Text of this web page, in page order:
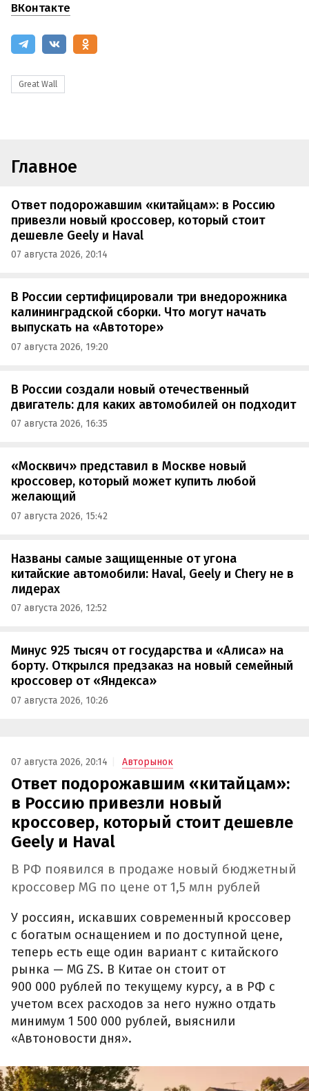
ВКонтакте
Great Wall
Главное
Ответ подорожавшим «китайцам»: в Россию
привезли новый кроссовер, который стоит
дешевле Geely и Haval
07 августа 2026, 20:14
В России сертифицировали три внедорожника
калининградской сборки. Что могут начать
выпускать на «Автоторе»
07 августа 2026, 19:20
В России создали новый отечественный
двигатель: для каких автомобилей он подходит
07 августа 2026, 16:35
«Москвич» представил в Москве новый
кроссовер, который может купить любой
желающий
07 августа 2026, 15:42
Названы самые защищенные от угона
китайские автомобили: Haval, Geely и Chery не в
лидерах
07 августа 2026, 12:52
Минус 925 тысяч от государства и «Алиса» на
борту. Открылся предзаказ на новый семейный
кроссовер от «Яндекса»
07 августа 2026, 10:26
07 августа 2026, 20:14 Авторынок
Ответ подорожавшим «китайцам»:
в Россию привезли новый
кроссовер, который стоит дешевле
Geely и Haval
В РФ появился в продаже новый бюджетный
кроссовер MG по цене от 1,5 млн рублей
У россиян, искавших современный кроссовер
с богатым оснащением и по доступной цене,
теперь есть еще один вариант с китайского
рынка — MG ZS. В Китае он стоит от
900 000 рублей по текущему курсу, а в РФ с
учетом всех расходов за него нужно отдать
минимум 1 500 000 рублей, выяснили
«Автоновости дня».